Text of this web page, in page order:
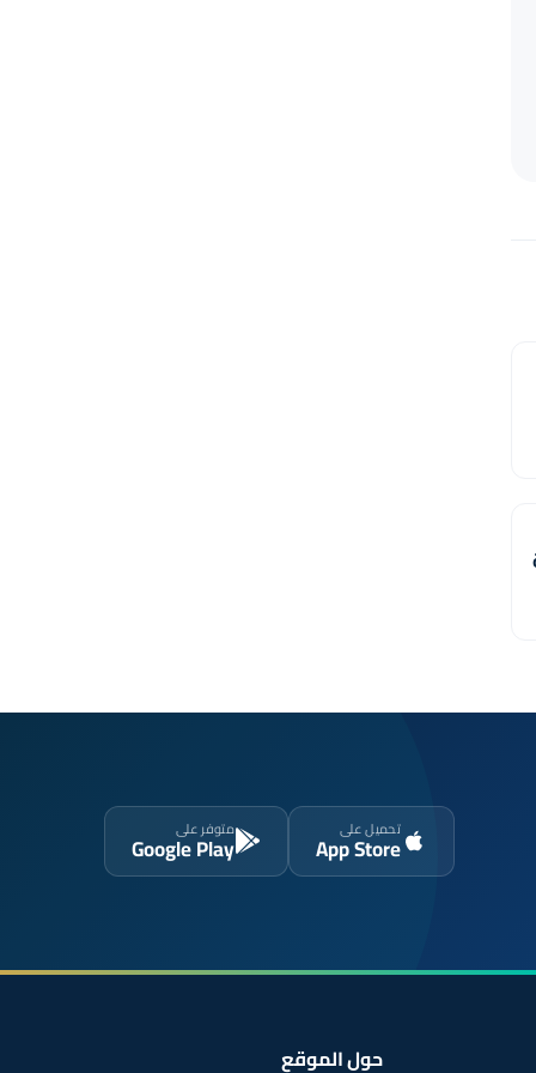
تحميل على
App Store
متوفر على
Google Play
حول الموقع